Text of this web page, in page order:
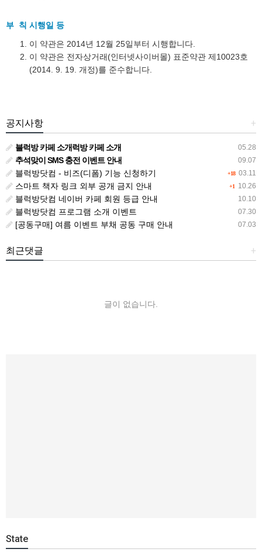
부 칙 시행일 등
이 약관은 2014년 12월 25일부터 시행합니다.
이 약관은 전자상거래(인터넷사이버몰) 표준약관 제10023호
(2014. 9. 19. 개정)를 준수합니다.
+
공지사항
05.28
블럭방 카페 소개럭방 카페 소개
09.07
추석맞이 SMS 충전 이벤트 안내
+18 03.11
블럭방닷컴 - 비즈(디폼) 기능 신청하기
+1 10.26
스마트 책자 링크 외부 공개 금지 안내
10.10
블럭방닷컴 네이버 카페 회원 등급 안내
07.30
블럭방닷컴 프로그램 소개 이벤트
07.03
[공동구매] 여름 이벤트 부채 공동 구매 안내
+
최근댓글
글이 없습니다.
State